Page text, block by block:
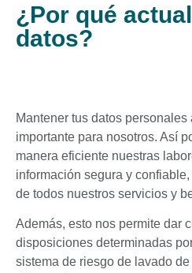
¿Por qué
datos?
Mantener tus datos
importante para nosotros. Así
manera eficiente nuestras
información segura y
de todos nuestros servicios y
Además, esto nos permite dar
disposiciones determinadas
sistema de riesgo de lavado